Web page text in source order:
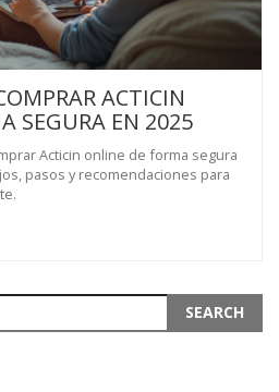
ACTICIN
SEGURA EN 2025
Acticin online de forma segura
pasos y recomendaciones para